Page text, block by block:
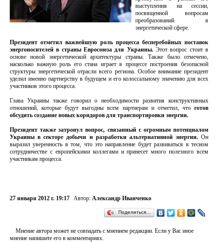
выступления на сессии,
посвященной вопросам
преобразований в
энергетической сфере.
Президент отметил важнейшую роль процесса бесперебойных поставок
энергоносителей в страны Евросоюза для Украины.Этот вопрос стоит в
основе новой энергетической архитектуры страны. Также было отмечено,
насколько важную роль его стана играет в процессе построения безопасной
структуры энергетической отрасли всего региона. Особое внимание президент
уделил именно партнерству в будущем и его колоссальному значению для всех
участников этого процесса.
Глава Украины также говорил о необходимости развития конструктивных
отношений, которые будут выгодны всем партнерам и отметил, чтоготов
обсудить создание новых коридоров для транспортировки энергии.
Президент также затронул вопрос, связанный с огромным потенциалом
Украины в секторе добычи и разработки альтернативной энергии. Он
выразил уверенность в том, что это направление будет развиваться в тесном
сотрудничестве с европейскими коллегами и принесет много полезного всем
участникам процесса.
27 января 2012 г. 19:17 Автор: Александр Иванченко
Поделиться…
Мнение автора может не совпадать с мнением редакции. Если у Вас иное
мнение напишите его в комментариях.